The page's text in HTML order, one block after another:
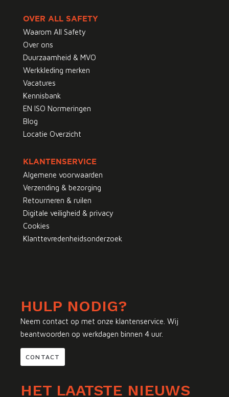
OVER ALL SAFETY
Waarom All Safety
Over ons
Duurzaamheid & MVO
Werkkleding merken
Vacatures
Kennisbank
EN ISO Normeringen
Blog
Locatie Overzicht
KLANTENSERVICE
Algemene voorwaarden
Verzending & bezorging
Retourneren & ruilen
Digitale veiligheid & privacy
Cookies
Klanttevredenheidsonderzoek
HULP NODIG?
Neem contact op met onze klantenservice. Wij
beantwoorden op werkdagen binnen 4 uur.
CONTACT
HET LAATSTE NIEUWS